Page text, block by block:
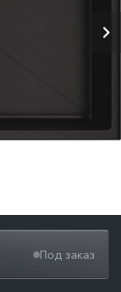
Под заказ